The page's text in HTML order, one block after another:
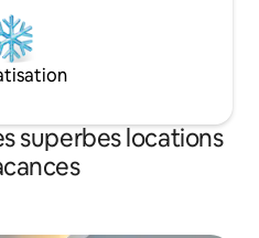
superbes locations